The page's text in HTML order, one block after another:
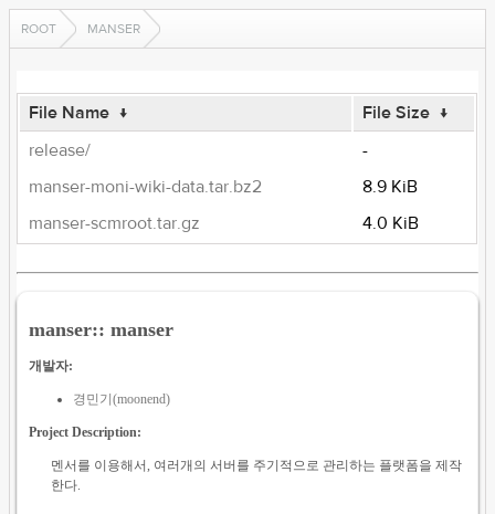
ROOT MANSER
File Name ↓ File Size ↓
release/
-
manser-moni-wiki-data.tar.bz2
8.9 KiB
manser-scmroot.tar.gz
4.0 KiB
manser:: manser
개발자:
경민기(moonend)
Project Description:
멘서를 이용해서, 여러개의 서버를 주기적으로 관리하는 플랫폼을 제작
한다.